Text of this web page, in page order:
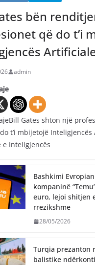
bën
që do t’i
admin
Gates shton një
t’i mbijetojë
e Inteligjencës
Bashkimi
kompaninë
euro, lejoi shitjen
rrezikshme
28/05/2026
Turqia prezanton
balistike